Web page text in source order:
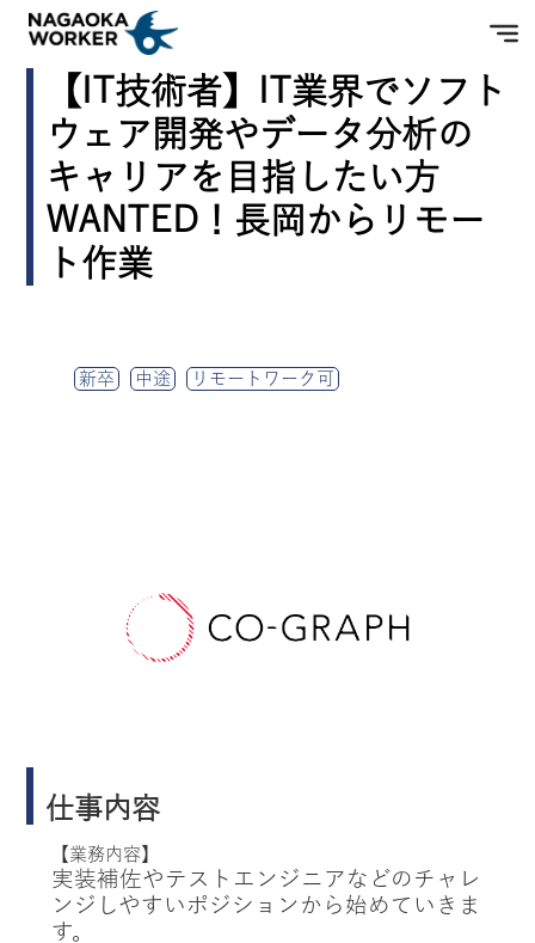
【IT技術者】IT業界でソフト
ウェア開発やデータ分析の
キャリアを目指したい方
WANTED！長岡からリモー
ト作業
新卒 中途 リモートワーク可
仕事内容
【業務内容】
実装補佐やテストエンジニアなどのチャレ
ンジしやすいポジションから始めていきま
す。